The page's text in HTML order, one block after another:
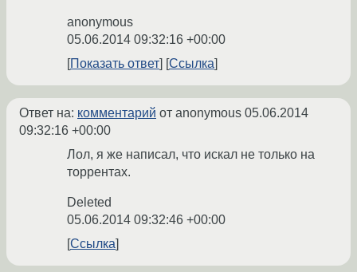
anonymous
05.06.2014 09:32:16 +00:00
Показать ответ
Ссылка
Ответ на: комментарий от anonymous 05.06.2014
09:32:16 +00:00
Лол, я же написал, что искал не только на
торрентах.
Deleted
05.06.2014 09:32:46 +00:00
Ссылка